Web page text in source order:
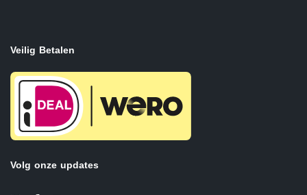
Veilig Betalen
Volg onze updates